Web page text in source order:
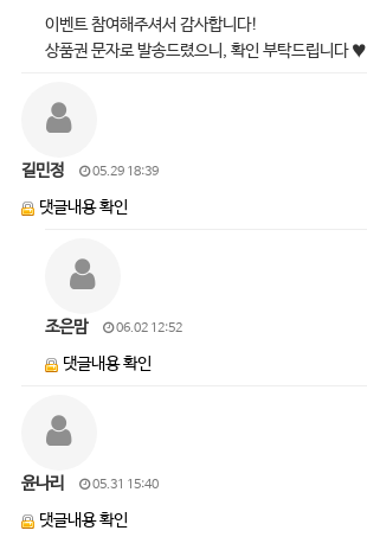
이벤트 참여해주셔서 감사합니다!
상품권 문자로 발송드렸으니, 확인 부탁드립니다 ♥
길민정 05.29 18:39
댓글내용 확인
조은맘 06.02 12:52
댓글내용 확인
윤나리 05.31 15:40
댓글내용 확인